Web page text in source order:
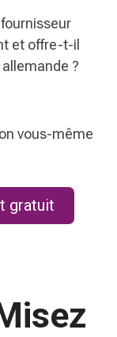
et offre-t-il
?
vous-même
gratuit